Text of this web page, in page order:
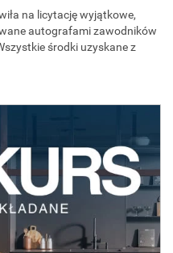
na licytację wyjątkowe,
autografami zawodników
środki uzyskane z